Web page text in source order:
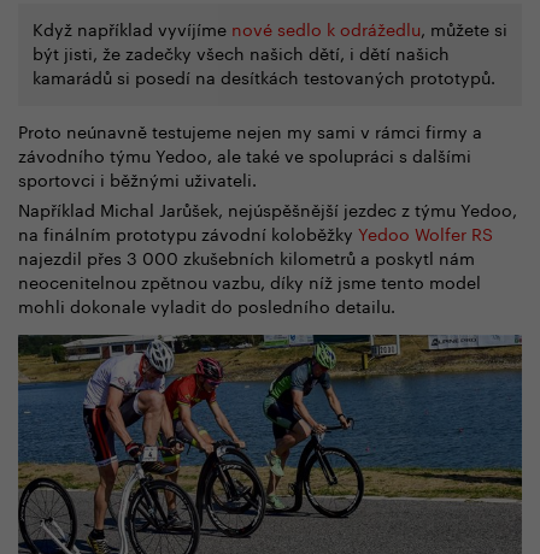
Když například vyvíjíme nové sedlo k odrážedlu, můžete si
být jisti, že zadečky všech našich dětí, i dětí našich
kamarádů si posedí na desítkách testovaných prototypů.
Proto neúnavně testujeme nejen my sami v rámci firmy a
závodního týmu Yedoo, ale také ve spolupráci s dalšími
sportovci i běžnými uživateli.
Například Michal Jarůšek, nejúspěšnější jezdec z týmu Yedoo,
na finálním prototypu závodní koloběžky Yedoo Wolfer RS
najezdil přes 3 000 zkušebních kilometrů a poskytl nám
neocenitelnou zpětnou vazbu, díky níž jsme tento model
mohli dokonale vyladit do posledního detailu.